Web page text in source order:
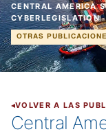
CENTRAL AMERICA
CYBERLEGISLATION
OTRAS
VOLVER A LAS
Central